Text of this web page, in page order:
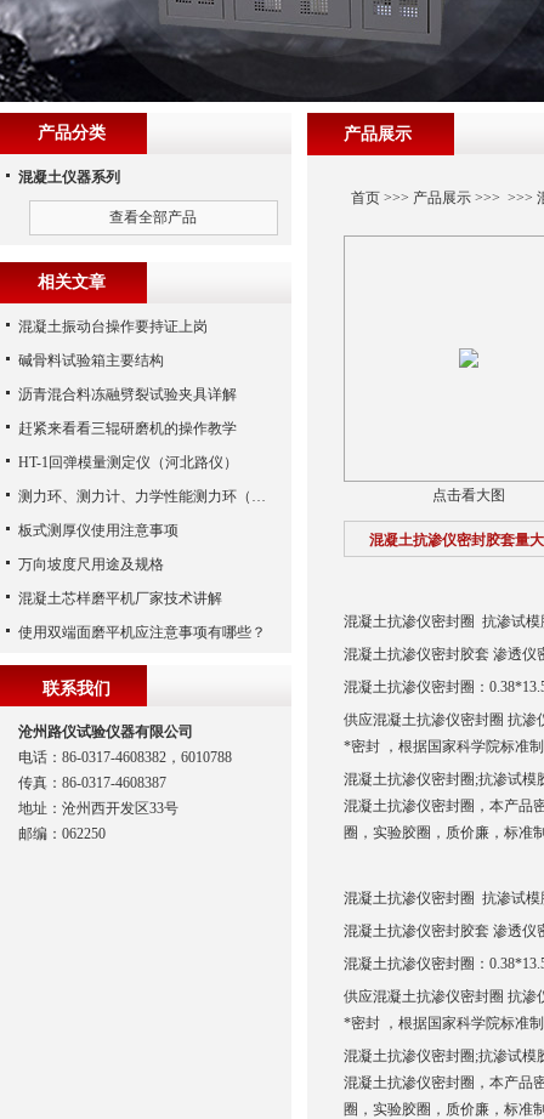
产品展示
首页>>> 产品展示>>> >>>
点击看大图
混凝土抗渗仪密封胶套量
混凝土抗渗仪密封圈 抗渗试模
混凝土抗渗仪密封胶套 渗透仪
混凝土抗渗仪密封圈：
供应混凝土抗渗仪密封圈 抗渗
*密封 ，根据国家科学院标准
混凝土抗渗仪密封圈;抗渗试模
混凝土抗渗仪密封圈，本产品
圈，实验胶圈，质价廉，标准
混凝土抗渗仪密封圈 抗渗试模
混凝土抗渗仪密封胶套 渗透仪
混凝土抗渗仪密封圈：
供应混凝土抗渗仪密封圈 抗渗
*密封 ，根据国家科学院标准
混凝土抗渗仪密封圈;抗渗试模
混凝土抗渗仪密封圈，本产品
圈，实验胶圈，质价廉，标准
产品分类
混凝土仪器系列
查看全部产品
相关文章
混凝土振动台操作要持证上岗
碱骨料试验箱主要结构
沥青混合料冻融劈裂试验夹具详解
赶紧来看看三辊研磨机的操作教学
HT-1回弹模量测定仪（河北路仪）
测力环、测力计、力学性能测力环（河北路仪）
板式测厚仪使用注意事项
万向坡度尺用途及规格
混凝土芯样磨平机厂家技术讲解
使用双端面磨平机应注意事项有哪些？
联系我们
沧州路仪试验仪器有限公司
电话：86-0317-4608382，6010788
传真：86-0317-4608387
地址：沧州西开发区33号
邮编：062250